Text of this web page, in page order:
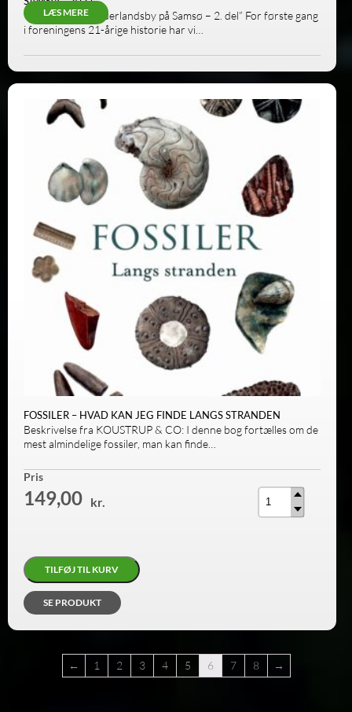
”Ørby – En arbejderlandsby på Samsø – 2. del” For første gang
i foreningens 21-årige historie har vi…
LÆS MERE
FOSSILER – HVAD KAN JEG FINDE LANGS STRANDEN
Beskrivelse fra KOUSTRUP & CO: I denne bog fortælles om de
mest almindelige fossiler, man kan finde…
Pris
149,00 kr.
TILFØJ TIL KURV
SE PRODUKT
← 1 2 3 4 5 6 7 8 →